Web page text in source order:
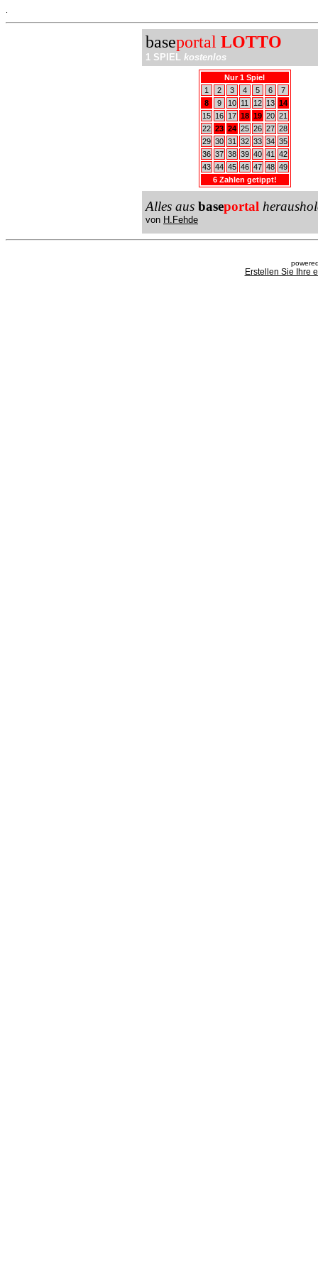
baseportal LOTTO
1 SPIEL kostenlos
Nur 1 Spiel
1
2 3 4 5 6
7
8
9 10 11 12 13 14
15
16 17 18 19 20 21
22 23 24 25 26 27 28
29 30 31 32 33 34 35
36 37 38 39 40 41
42
43 44 45 46 47 48 49
6 Zahlen getippt!
Alles aus baseportal
von H.Fehde
Erstellen Sie Ihre